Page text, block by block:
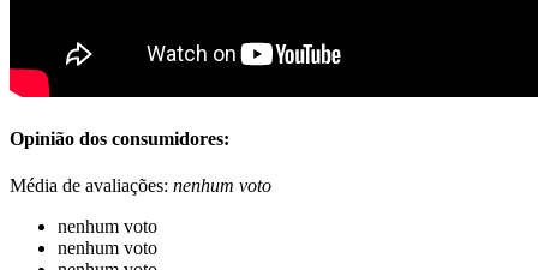
Opinião dos consumidores:
Média de avaliações: nenhum voto
nenhum voto
nenhum voto